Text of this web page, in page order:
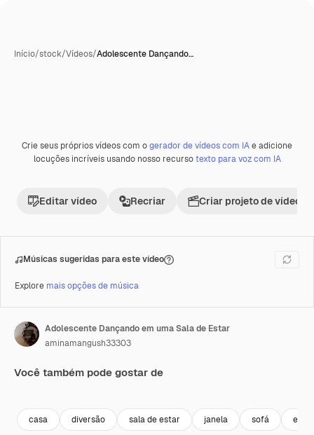
Início/stock/Vídeos/Adolescente Dançando…
Premium
Crie seus próprios vídeos com ogerador de vídeos com IAe adicione
locuções incríveis usando nosso recursotexto para voz com IA
Editar vídeo Recriar Criar projeto de vídeo
Músicas sugeridas para este vídeo
Explore mais opções de música
Adolescente Dançando em uma Sala de Estar
aminamangush33303
Você também pode gostar de
casa diversão sala de estar janela sofá estilo